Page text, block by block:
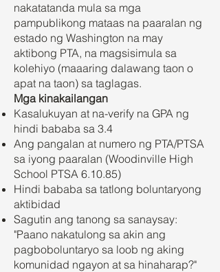
nakatatanda mula sa mga
pampublikong mataas na paaralan ng
estado ng Washington na may
aktibong PTA, na magsisimula sa
kolehiyo (maaaring dalawang taon o
apat na taon) sa taglagas.
Mga kinakailangan
Kasalukuyan at na-verify na GPA ng
hindi bababa sa 3.4
Ang pangalan at numero ng PTA/PTSA
sa iyong paaralan (Woodinville High
School PTSA 6.10.85)
Hindi bababa sa tatlong boluntaryong
aktibidad
Sagutin ang tanong sa sanaysay:
"Paano nakatulong sa akin ang
pagboboluntaryo sa loob ng aking
komunidad ngayon at sa hinaharap?"